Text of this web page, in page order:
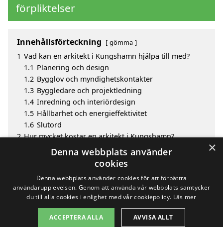
förpliktelser
Innehållsförteckning gömma
1 Vad kan en arkitekt i Kungshamn hjälpa till med?
1.1 Planering och design
1.2 Bygglov och myndighetskontakter
1.3 Byggledare och projektledning
1.4 Inredning och interiördesign
1.5 Hållbarhet och energieffektivitet
1.6 Slutord
2 Hur mycket kostar en arkitekt i Kungshamn?
Fördelar med att välja arkitekt i Kungshamn
Sök efter en skicklig arkitekt i de omgivande städerna
Copyright 2026 - Pilanto Aps
×
Denna webbplats använder
cookies
Denna webbplats använder cookies för att förbättra
användarupplevelsen. Genom att använda vår webbplats samtycker
du till alla cookies i enlighet med vår cookiepolicy. Läs mer
ACCEPTERA ALLA AVVISA ALLT